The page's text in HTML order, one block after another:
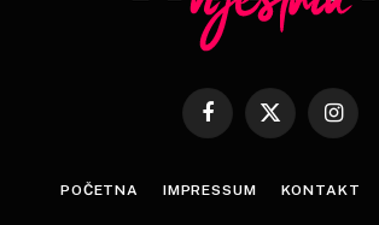
Facebook
X
POČETNA IMPRESSUM KONTAKT